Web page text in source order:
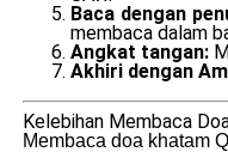
Baca dengan
membaca dalam
Angkat tangan:
Akhiri dengan
Kelebihan Membaca
Membaca doa khatam